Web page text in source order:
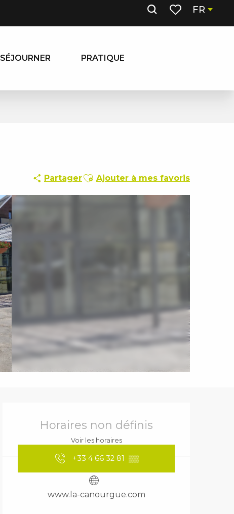
Recherche
FR
SÉJOURNER PRATIQUE
PartagerAjouter aux favoris
Ajouter à mes favoris
Horaires non définis
Voir les horaires
+33 4 66 32 81 ▒▒
www.la-canourgue.com